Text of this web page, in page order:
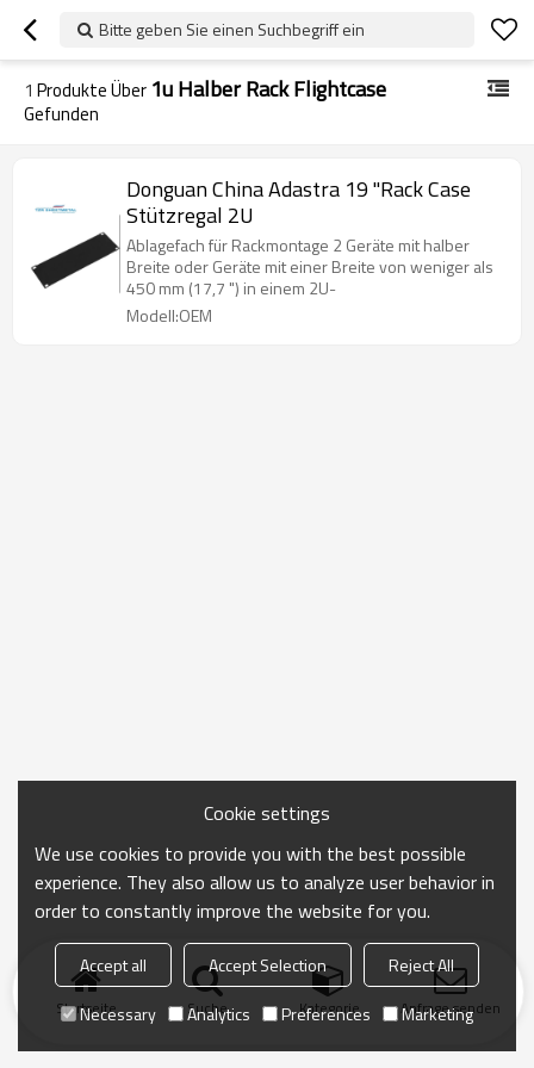
Bitte geben Sie einen Suchbegriff ein
1 Produkte Über 1u Halber Rack Flightcase
Gefunden
Donguan China Adastra 19 "Rack Case
Stützregal 2U
Ablagefach für Rackmontage 2 Geräte mit halber
Breite oder Geräte mit einer Breite von weniger als
450 mm (17,7 ") in einem 2U-
Modell:OEM
Startseite Suche Kategorie Anfrage senden
Cookie settings
We use cookies to provide you with the best possible
experience. They also allow us to analyze user behavior in
order to constantly improve the website for you.
Accept all Accept Selection
Reject All
Necessary
Analytics Preferences Marketing